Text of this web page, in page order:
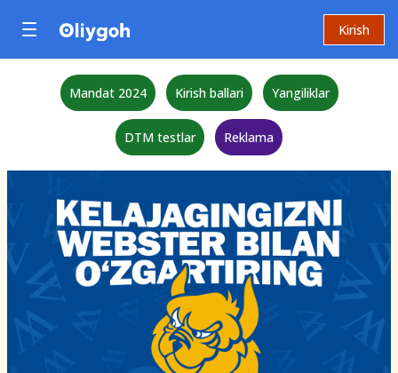
Kirish
Mandat 2024 Kirish ballari Yangiliklar
DTM testlar Reklama